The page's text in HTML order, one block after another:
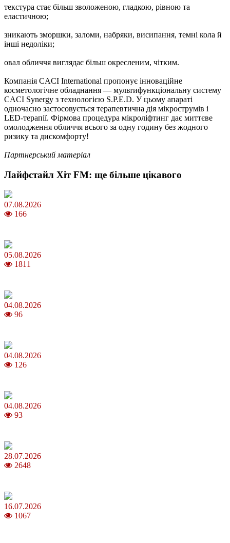
текстура стає більш зволоженою, гладкою, рівною та
еластичною;
зникають зморшки, заломи, набряки, висипання, темні кола й
інші недоліки;
овал обличчя виглядає більш окресленим, чітким.
Компанія CACI International пропонує інноваційне
косметологічне обладнання — мультифункціональну систему
CACI Synergy з технологією S.P.E.D. У цьому апараті
одночасно застосовується терапевтична дія мікрострумів і
LED-терапії. Фірмова процедура мікроліфтинг дає миттєве
омолодження обличчя всього за одну годину без жодного
ризику та дискомфорту!
Партнерський матеріал
Лайфстайл Хіт FM: ще більше цікавого
07.08.2026
166
05.08.2026
1811
04.08.2026
96
04.08.2026
126
04.08.2026
93
28.07.2026
2648
16.07.2026
1067